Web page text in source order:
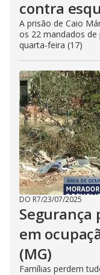
contra
A prisão de Caio
os 22 mandados de
quarta-feira (17)
DO R7/23/07/2025
Segurança
em
(MG)
Famílias perdem